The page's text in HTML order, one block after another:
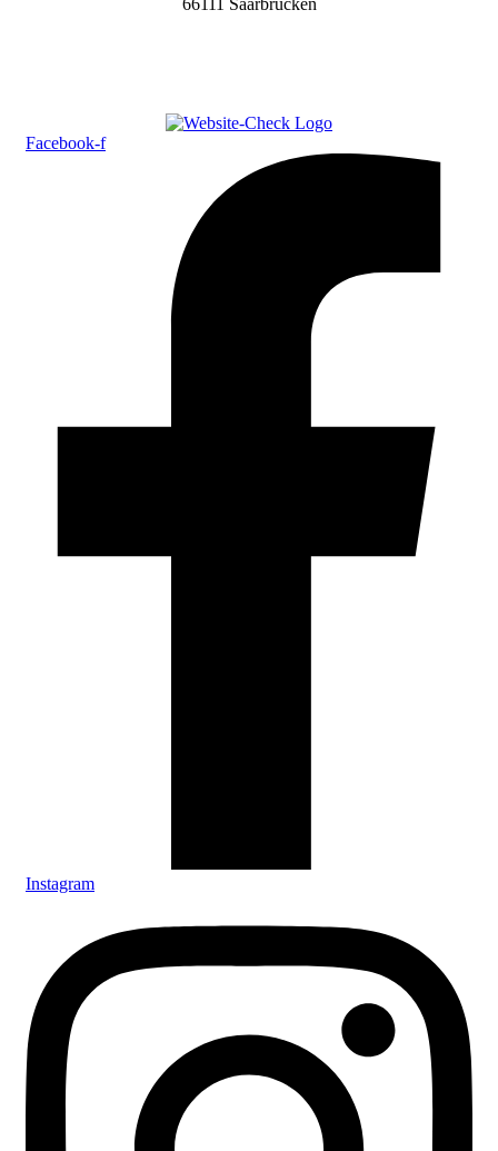
66111 Saarbrücken
Facebook-f
Instagram